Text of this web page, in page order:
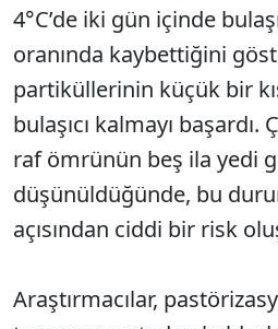
4°C’de iki gün içinde
oranında kaybettiğini
partiküllerinin küçük bir
bulaşıcı kalmayı
raf ömrünün beş ila yedi
düşünüldüğünde, bu
açısından ciddi bir risk
Araştırmacılar,